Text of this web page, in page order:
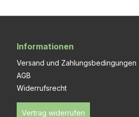
Informationen
Versand und Zahlungsbedingungen
AGB
Widerrufsrecht
Vertrag widerrufen